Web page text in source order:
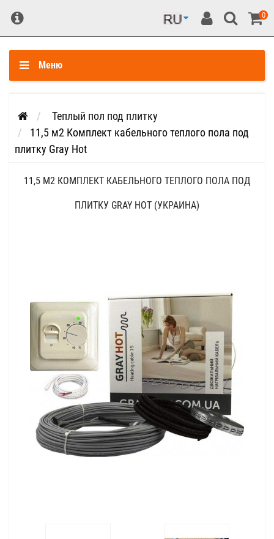
0
Меню
Теплый пол под плитку
11,5 м2 Комплект кабельного теплого пола под
плитку Gray Hot
11,5 М2 КОМПЛЕКТ КАБЕЛЬНОГО ТЕПЛОГО ПОЛА ПОД
ПЛИТКУ GRAY HOT (УКРАИНА)